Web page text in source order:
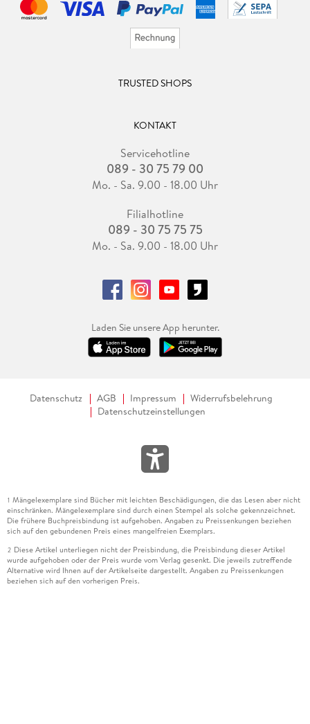
TRUSTED SHOPS
KONTAKT
Servicehotline
089 - 30 75 79 00
Mo. - Sa. 9.00 - 18.00 Uhr
Filialhotline
089 - 30 75 75 75
Mo. - Sa. 9.00 - 18.00 Uhr
Laden Sie unsere App herunter.
Datenschutz AGB Impressum
Widerrufsbelehrung
Datenschutzeinstellungen
1 Mängelexemplare sind Bücher mit leichten Beschädigungen, die das Lesen aber nicht
einschränken. Mängelexemplare sind durch einen Stempel als solche gekennzeichnet.
Die frühere Buchpreisbindung ist aufgehoben. Angaben zu Preissenkungen beziehen
sich auf den gebundenen Preis eines mangelfreien Exemplars.
2 Diese Artikel unterliegen nicht der Preisbindung, die Preisbindung dieser Artikel
wurde aufgehoben oder der Preis wurde vom Verlag gesenkt. Die jeweils zutreffende
Alternative wird Ihnen auf der Artikelseite dargestellt. Angaben zu Preissenkungen
beziehen sich auf den vorherigen Preis.